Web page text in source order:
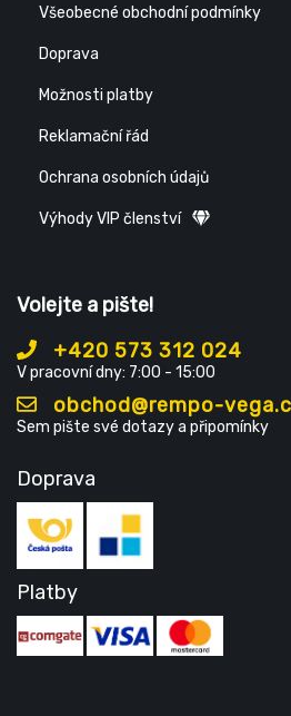
Všeobecné obchodní podmínky
Doprava
Možnosti platby
Reklamační řád
Ochrana osobních údajů
Výhody VIP členství
Volejte a pište!
+420 573 312 024
V pracovní dny: 7:00 - 15:00
obchod@rempo-
Sem pište své dotazy a připomínky
Doprava
Platby